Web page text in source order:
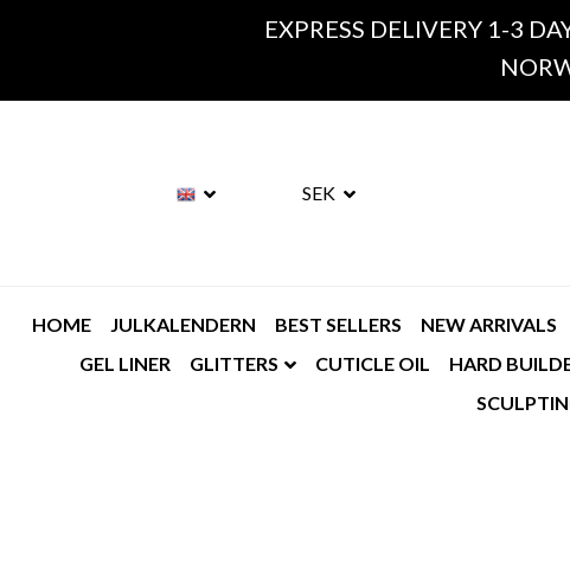
EXPRESS DELIVERY 1-3
SEK
HOME JULKALENDERN BEST SELLERS NEW ARRIVALS
GEL LINER
GLITTERS CUTICLE OIL HARD